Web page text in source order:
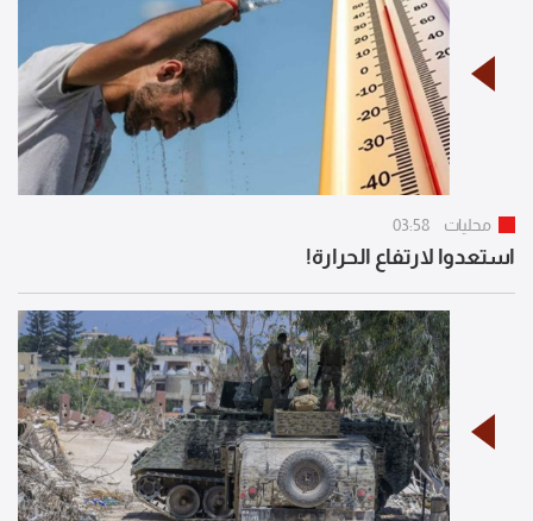
محليات 03:58
استعدوا لارتفاع الحرارة!